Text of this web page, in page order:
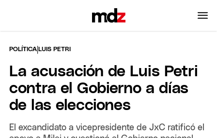
POLÍTICA |LUIS PETRI
La acusación de Luis Petri
contra el Gobierno a días
de las elecciones
El excandidato a vicepresidente de JxC ratificó el